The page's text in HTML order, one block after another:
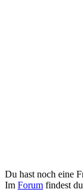
Du hast noch eine
Im Forum findest